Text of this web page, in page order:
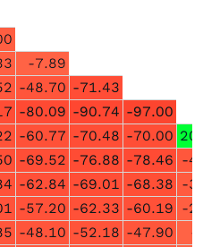
-7.89
-48.70 -71.43
-80.09 -90.74 -97.00
-60.77 -70.48 -70.00
-69.52 -76.88 -78.46 -
-62.84 -69.01 -68.38 -
-57.20 -62.33 -60.19 -
-48.10 -52.18 -47.90
-